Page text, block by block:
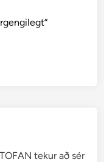
l
tekur að sér